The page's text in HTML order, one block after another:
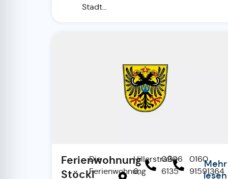
Stadt...
Ferienwohnung
Stöckl
Die
Ferienwohnung
Hillerstraße
6,
0906
6135
0160
91591364
Mehr
lesen